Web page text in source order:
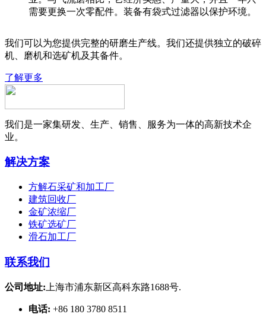
需要更换一次零配件。装备有袋式过滤器以保护环境。
我们可以为您提供完整的研磨生产线。我们还提供独立的破碎
机、磨机和选矿机及其备件。
了解更多
我们是一家集研发、生产、销售、服务为一体的高新技术企
业。
解决方案
方解石采矿和加工厂
建筑回收厂
金矿浓缩厂
铁矿选矿厂
滑石加工厂
联系我们
公司地址: 上海市浦东新区高科东路1688号.
电话: +86 180 3780 8511